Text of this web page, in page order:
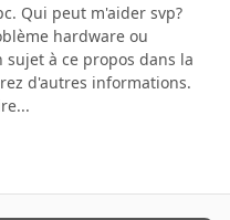
Qui peut m'aider svp?
hardware ou
à ce propos dans la
d'autres informations.